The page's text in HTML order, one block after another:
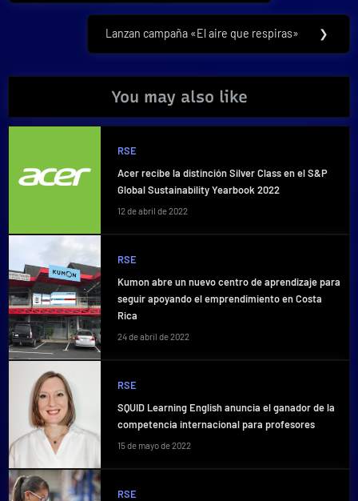
entradas
Next
Lanzan campaña «El aire que respiras» ❯
You may also like
RSE
Acer recibe la distinción Silver Class en el S&P
Global Sustainability Yearbook 2022
12 de abril de 2022
RSE
Kumon abre un nuevo centro de aprendizaje para
seguir apoyando el emprendimiento en Costa
Rica
24 de abril de 2022
RSE
SQUID Learning English anuncia el ganador de la
competencia internacional para profesores
15 de mayo de 2022
RSE